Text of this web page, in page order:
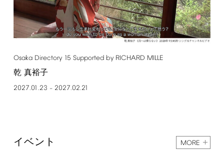
Osaka Directory 15 Supported by RICHARD MILLE
乾 真裕子
2027.01.23 – 2027.02.21
イベント MORE